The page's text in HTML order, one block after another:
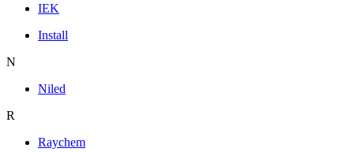
IEK
Install
N
Niled
R
Raychem